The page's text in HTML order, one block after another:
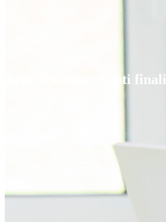
Assicurazione clienti finali​